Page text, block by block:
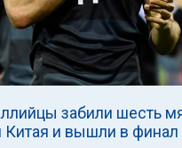
забили шесть
Китая и вышли в финал